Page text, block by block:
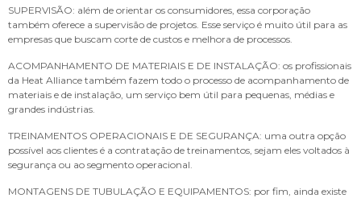
SUPERVISÃO: além de orientar os consumidores, essa corporação
também oferece a supervisão de projetos. Esse serviço é muito útil para as
empresas que buscam corte de custos e melhora de processos.
ACOMPANHAMENTO DE MATERIAIS E DE INSTALAÇÃO: os profissionais
da Heat Alliance também fazem todo o processo de acompanhamento de
materiais e de instalação, um serviço bem útil para pequenas, médias e
grandes indústrias.
TREINAMENTOS OPERACIONAIS E DE SEGURANÇA: uma outra opção
possível aos clientes é a contratação de treinamentos, sejam eles voltados à
segurança ou ao segmento operacional.
MONTAGENS DE TUBULAÇÃO E EQUIPAMENTOS: por fim, ainda existe